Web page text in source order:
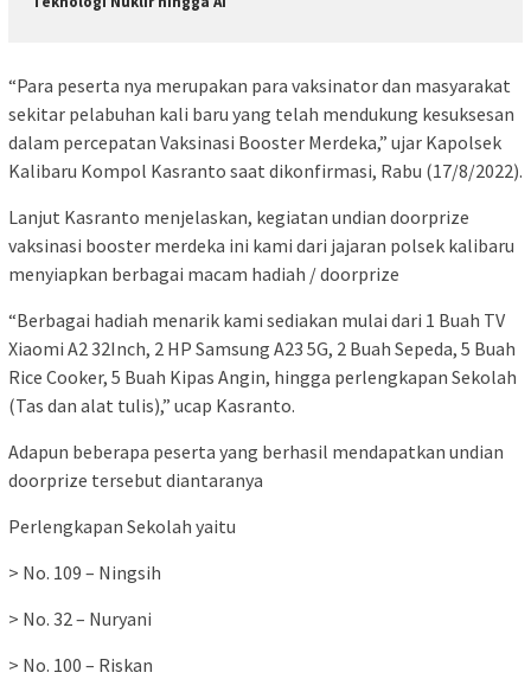
“Para peserta nya merupakan para vaksinator dan masyarakat
sekitar pelabuhan kali baru yang telah mendukung kesuksesan
dalam percepatan Vaksinasi Booster Merdeka,” ujar Kapolsek
Kalibaru Kompol Kasranto saat dikonfirmasi, Rabu (17/8/2022).
Lanjut Kasranto menjelaskan, kegiatan undian doorprize
vaksinasi booster merdeka ini kami dari jajaran polsek kalibaru
menyiapkan berbagai macam hadiah / doorprize
“Berbagai hadiah menarik kami sediakan mulai dari 1 Buah TV
Xiaomi A2 32Inch, 2 HP Samsung A23 5G, 2 Buah Sepeda, 5 Buah
Rice Cooker, 5 Buah Kipas Angin, hingga perlengkapan Sekolah
(Tas dan alat tulis),” ucap Kasranto.
Adapun beberapa peserta yang berhasil mendapatkan undian
doorprize tersebut diantaranya
Perlengkapan Sekolah yaitu
> No. 109 – Ningsih
> No. 32 – Nuryani
> No. 100 – Riskan